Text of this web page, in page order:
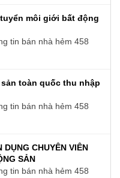
môi giới bất động
tin bán nhà hẻm 458
toàn quốc thu nhập
tin bán nhà hẻm 458
DỤNG CHUYÊN VIÊN
SẢN
tin bán nhà hẻm 458